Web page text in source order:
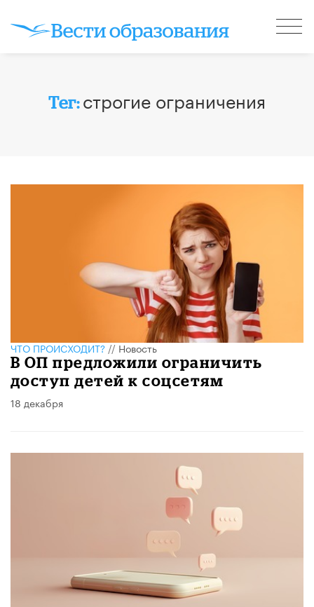
Тег:строгие ограничения
ЧТО ПРОИСХОДИТ?//Новость
В ОП предложили ограничить
доступ детей к соцсетям
18 декабря